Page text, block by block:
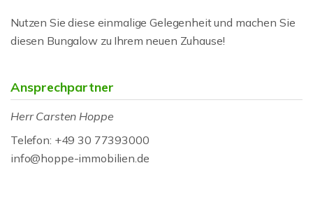
Nutzen Sie diese einmalige Gelegenheit und machen Sie
diesen Bungalow zu Ihrem neuen Zuhause!
Ansprechpartner
Herr Carsten Hoppe
Telefon: +49 30 77393000
info@hoppe-immobilien.de